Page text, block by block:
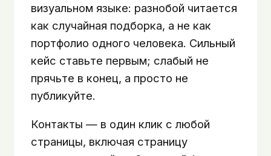
визуальном языке: разнобой читается
как случайная подборка, а не как
портфолио одного человека. Сильный
кейс ставьте первым; слабый не
прячьте в конец, а просто не
публикуйте.
Контакты — в один клик с любой
страницы, включая страницу